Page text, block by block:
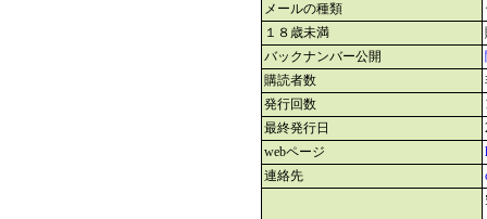
メールの種類
１８歳未満
バックナンバー公開
購読者数
発行回数
最終発行日
webページ
連絡先